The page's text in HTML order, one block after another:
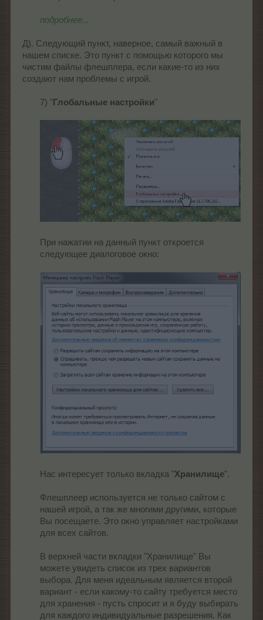
подробнее...
Д). Следующий пункт, наверное, самый важный в
нашем списке. Это пункт с помощью которого мы
чистим файлы флешплера, если какие-то из них
создают нам проблемы с игрой.
7) "Глобальные настройки"
При нажатии на данный пункт откроется
следующее диалоговое окно:
Нас интересует только вкладка "Хранилище".
Флешплеер используется не только сайтом с
нашей игрой, а так же многими другими, которые
Вы посещаете. Это окно управляет настройками
для всех сайтов.
В верхней части вкладки "Хранилище" Вы
можете увидеть список из трех вариантов
выбора. Для меня идеальным является второй
вариант - если какому-то сайту требуется место
для хранения - пусть спросит и я буду выбирать
для каждого индивидуальные разрешения. Как